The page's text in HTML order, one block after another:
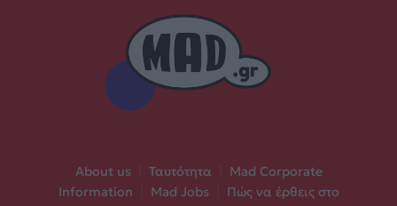
About us Ταυτότητα
Mad Corporate
Information
Mad Jobs
Πώς να έρθεις στο